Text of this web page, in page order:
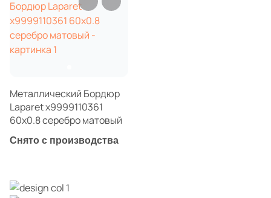
Металлический Бордюр
Laparet х9999110361
60x0.8 серебро матовый
Снято с производства